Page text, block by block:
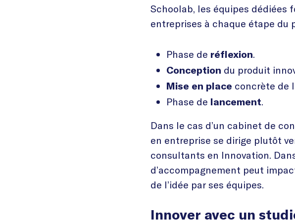
Schoolab, les équipes
entreprises à chaque étape du
Phase de réflexion.
Conception du produit
Mise en place concrète de
Phase de
lancement.
Dans le cas d’un cabinet de
en entreprise se dirige plutôt
consultants en Innovation.
d’accompagnement peut
de l’idée par ses équipes.
Innover avec un